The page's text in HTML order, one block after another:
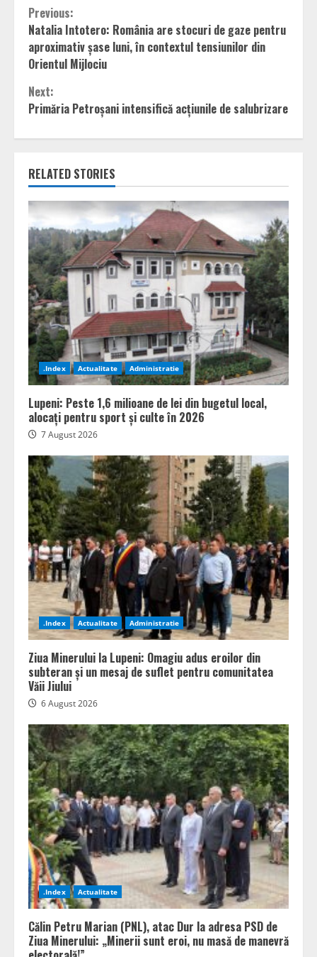
Continue
Reading
Previous:
Natalia Intotero: România are stocuri de gaze pentru
aproximativ șase luni, în contextul tensiunilor din
Orientul Mijlociu
Next:
Primăria Petroșani intensifică acțiunile de salubrizare
RELATED STORIES
.Index Actualitate Administratie
Lupeni: Peste 1,6 milioane de lei din bugetul local,
alocați pentru sport și culte în 2026
7 August 2026
.Index Actualitate Administratie
Ziua Minerului la Lupeni: Omagiu adus eroilor din
subteran și un mesaj de suflet pentru comunitatea
Văii Jiului
6 August 2026
.Index Actualitate
Călin Petru Marian (PNL), atac Dur la adresa PSD de
Ziua Minerului: „Minerii sunt eroi, nu masă de manevră